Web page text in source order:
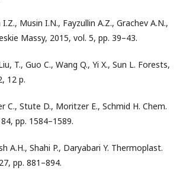
Musin I.N., Fayzullin A.Z., Grachev A.N.,
Massy, 2015, vol. 5, pp. 39–43.
T., Guo C., Wang Q., Yi X., Sun L. Forests,
12 p.
C., Stute D., Moritzer E., Schmid H. Chem.
pp. 1584–1589.
A.H., Shahi P., Daryabari Y. Thermoplast.
pp. 881–894.